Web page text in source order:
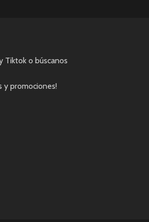
Tiktok o búscanos
y promociones!